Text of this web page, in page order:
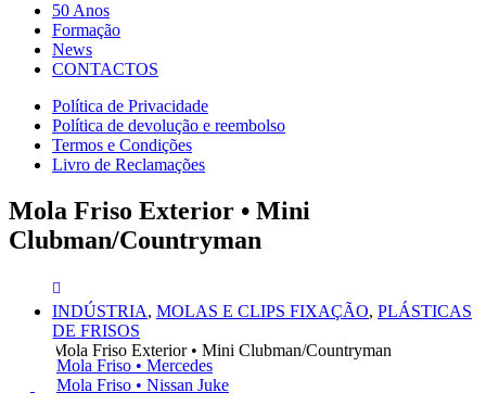
50 Anos
Formação
News
CONTACTOS
Política de Privacidade
Política de devolução e reembolso
Termos e Condições
Livro de Reclamações
Mola Friso Exterior • Mini
Clubman/Countryman
INDÚSTRIA, MOLAS E CLIPS FIXAÇÃO, PLÁSTICAS
DE FRISOS
Mola Friso Exterior • Mini Clubman/Countryman
Mola Friso • Mercedes
Mola Friso • Nissan Juke